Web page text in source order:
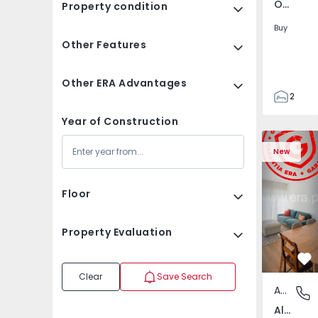
Property condition
Other Features
Other ERA Advantages
Year of Construction
Floor
Property Evaluation
Clear Save Search
Oliveira do Douro, Porto
Buy
2
80
88
1
4
New
Apartment T2 com
Apartment
Almada,
Apartment
Almada, Cova da Piedade, Pragal e Cacilhas, Setúbal